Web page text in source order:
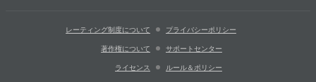
レーティング制度について プライバシーポリシー
著作権について サポートセンター
ライセンス ルール＆ポリシー